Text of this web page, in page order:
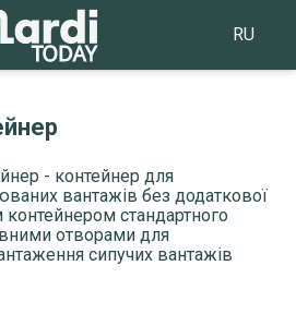
RU
- контейнер для
вантажів без додаткової
стандартного
отворами для
сипучих вантажів